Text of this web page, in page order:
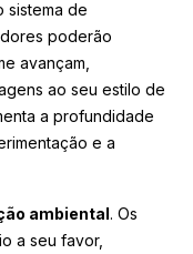
sistema de
poderão
avançam,
ao seu estilo de
a profundidade
e a
ambiental. Os
a seu favor,